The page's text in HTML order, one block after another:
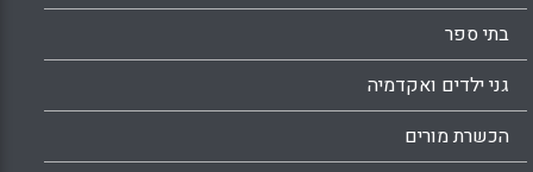
בתי ספר
גני ילדים ואקדמיה
הכשרת מורים